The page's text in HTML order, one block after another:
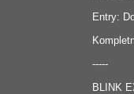
Entry:
-----
BLINK